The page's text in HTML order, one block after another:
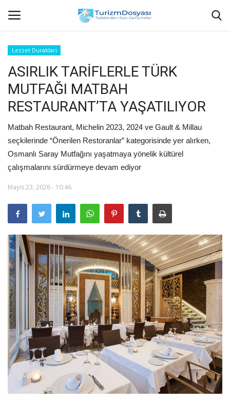
Anasayfa
Bize Ulaşın
Künye
Halil ÖNCÜ kimdir?
KVKK Aydınlatma Metni
Görüntülü
Araştırma - İnceleme
Lezzet Durakları
Röportajlar
Gezi - Yorum
Sizlerden Gelenler
Yorumlar
Lezzet Durakları
ASIRLIK TARİFLERLE TÜRK
MUTFAĞI MATBAH
RESTAURANT’TA YAŞATILIYOR
Matbah Restaurant, Michelin 2023, 2024 ve Gault & Millau
seçkilerinde “Önerilen Restoranlar” kategorisinde yer alırken,
Osmanlı Saray Mutfağını yaşatmaya yönelik kültürel
çalışmalarını sürdürmeye devam ediyor
Mayıs 23, 2026 - 10:46